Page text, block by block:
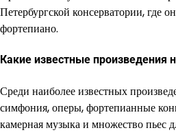
Петербургской консерватории, где
фортепиано.
Какие известные произведения
Среди наиболее известных
симфония, оперы, фортепианные
камерная музыка и множество пьес